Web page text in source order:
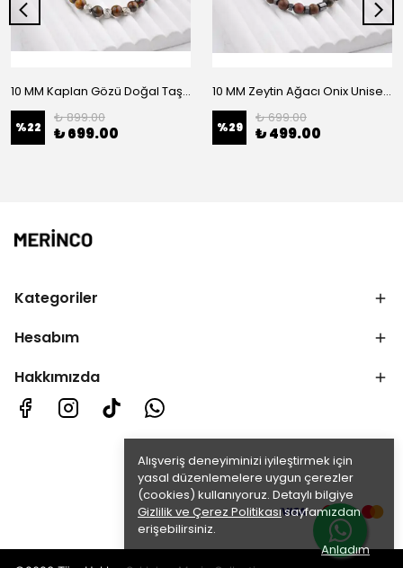
Alışveriş deneyiminizi iyileştirmek için
yasal düzenlemelere uygun çerezler
(cookies) kullanıyoruz. Detaylı bilgiye
Gizlilik ve Çerez Politikasısayfamızdan
erişebilirsiniz.
Anladım
10 MM Kaplan Gözü Doğal Taş Unisex Bileklik
%22
₺ 899.00
₺ 699.00
10 MM Zeytin Ağacı Onix Unisex Doğal Taş Bileklik
%29
₺ 699.00
₺ 499.00
Kategoriler
Hesabım
Hakkımızda